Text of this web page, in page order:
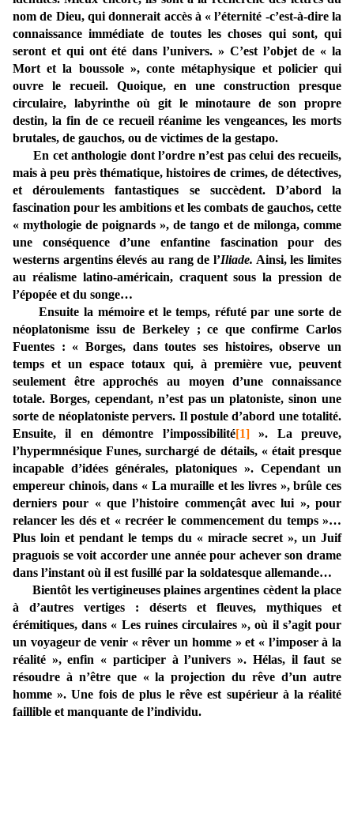
nom de Dieu, qui donnerait accès à « l’éternité -c’est-à-dire la
connaissance immédiate de toutes les choses qui sont, qui
seront et qui ont été dans l’univers. » C’est l’objet de « la
Mort et la boussole », conte métaphysique et policier qui
ouvre le recueil. Quoique, en une construction presque
circulaire, labyrinthe où git le minotaure de son propre
destin, la fin de ce recueil réanime les vengeances, les morts
brutales, de gauchos, ou de victimes de la gestapo.
En cet anthologie dont l’ordre n’est pas celui des recueils,
mais à peu près thématique, histoires de crimes, de détectives,
et déroulements fantastiques se succèdent. D’abord la
fascination pour les ambitions et les combats de gauchos, cette
« mythologie de poignards », de tango et de milonga, comme
une conséquence d’une enfantine fascination pour des
westerns argentins élevés au rang de l’Iliade. Ainsi, les limites
au réalisme latino-américain, craquent sous la pression de
l’épopée et du songe…
Ensuite la mémoire et le temps, réfuté par une sorte de
néoplatonisme issu de Berkeley ; ce que confirme Carlos
Fuentes : « Borges, dans toutes ses histoires, observe un
temps et un espace totaux qui, à première vue, peuvent
seulement être approchés au moyen d’une connaissance
totale. Borges, cependant, n’est pas un platoniste, sinon une
sorte de néoplatoniste pervers. Il postule d’abord une totalité.
Ensuite, il en démontre l’impossibilité[1]
». La preuve,
l’hypermnésique Funes, surchargé de détails, « était presque
incapable d’idées générales, platoniques ». Cependant un
empereur chinois, dans « La muraille et les livres », brûle ces
derniers pour « que l’histoire commençât avec lui », pour
relancer les dés et « recréer le commencement du temps »…
Plus loin et pendant le temps du « miracle secret », un Juif
praguois se voit accorder une année pour achever son drame
dans l’instant où il est fusillé par la soldatesque allemande…
Bientôt les vertigineuses plaines argentines cèdent la place
à d’autres vertiges : déserts et fleuves, mythiques et
érémitiques, dans « Les ruines circulaires », où il s’agit pour
un voyageur de venir « rêver un homme » et « l’imposer à la
réalité », enfin « participer à l’univers ». Hélas, il faut se
résoudre à n’être que « la projection du rêve d’un autre
homme ». Une fois de plus le rêve est supérieur à la réalité
faillible et manquante de l’individu.